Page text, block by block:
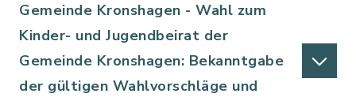
Gemeinde Kronshagen - Wahl zum
Kinder- und Jugendbeirat der
Gemeinde Kronshagen: Bekanntgabe
der gültigen Wahlvorschläge und